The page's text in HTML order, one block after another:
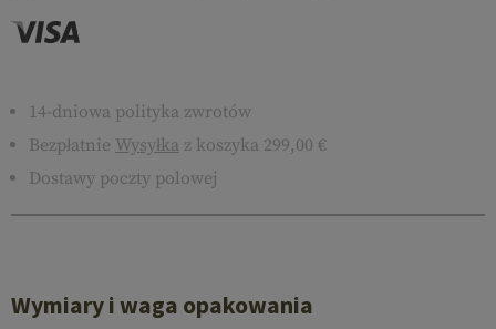
14-dniowa polityka zwrotów
Bezpłatnie Wysyłka z koszyka 299,00 €
Dostawy poczty polowej
Wymiary i waga opakowania